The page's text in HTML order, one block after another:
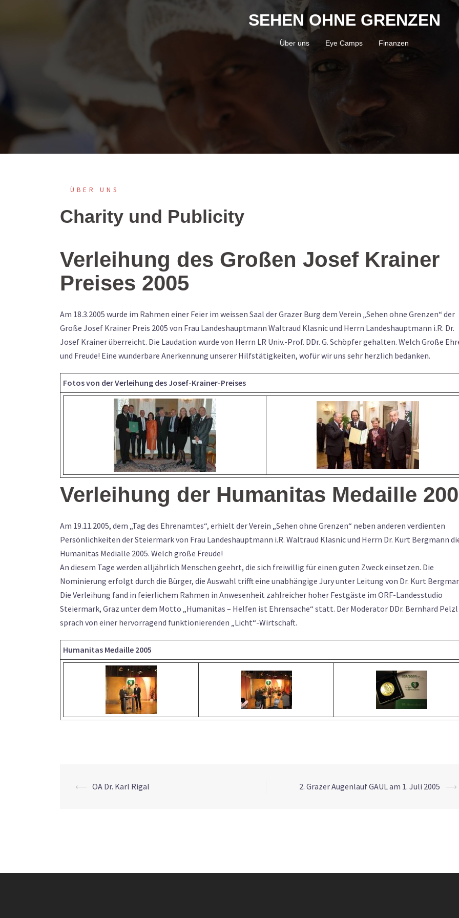
SEHEN OHNE GRENZEN
Über uns Eye Camps Finanzen
ÜBER UNS
Charity und Publicity
Verleihung des Großen Josef Krainer
Preises 2005
Am 18.3.2005 wurde im Rahmen einer Feier im weissen Saal der Grazer Burg dem Verein „Sehen ohne Grenzen“ der
Große Josef Krainer Preis 2005 von Frau Landeshauptmann Waltraud Klasnic und Herrn Landeshauptmann i.R. Dr.
Josef Krainer überreicht. Die Laudation wurde von Herrn LR Univ.-Prof. DDr. G. Schöpfer gehalten. Welch Große
und Freude! Eine wunderbare Anerkennung unserer Hilfstätigkeiten, wofür wir uns sehr herzlich bedanken.
Fotos von der Verleihung des Josef-Krainer-Preises
Verleihung der Humanitas Medaille
Am 19.11.2005, dem „Tag des Ehrenamtes“, erhielt der Verein „Sehen ohne Grenzen“ neben anderen verdienten
Persönlichkeiten der Steiermark von Frau Landeshauptmann i.R. Waltraud Klasnic und Herrn Dr. Kurt Bergmann
Humanitas Medialle 2005. Welch große Freude!
An diesem Tage werden alljährlich Menschen geehrt, die sich freiwillig für einen guten Zweck einsetzen. Die
Nominierung erfolgt durch die Bürger, die Auswahl trifft eine unabhängige Jury unter Leitung von Dr. Kurt
Die Verleihung fand in feierlichem Rahmen in Anwesenheit zahlreicher hoher Festgäste im ORF-Landesstudio
Steiermark, Graz unter dem Motto „Humanitas – Helfen ist Ehrensache“ statt. Der Moderator DDr. Bernhard Pelzl
sprach von einer hervorragend funktionierenden „Licht“-Wirtschaft.
Humanitas Medaille 2005
Beitrags-
⟵ OA Dr. Karl Rigal 2. Grazer Augenlauf GAUL am 1. Juli 2005 ⟶